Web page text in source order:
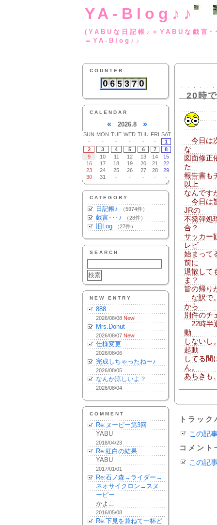
YA-Blog♪♪
(YABUな日記帳♪
＝YA-Blog♪♪
COUNTER
CALENDAR
« 2026.8 »
SUN MON TUE WED THU FRI SAT
-
- - - - -
1
2
3 4 5 6 7
8
9
10 11 12 13 14
15
16
17 18 19 20 21
22
23
24 25 26 27 28
29
30
31 - - - - -
CATEGORY
日記帳♪ （5974件）
戯言･･･♪ （28件）
旧Log （27件）
SEARCH
NEW ENTRY
888
2026/08/08 New!
Mrs.Donut
2026/08/07 New!
仕様変更
2026/08/06
完成しちゃったねー♪
2026/08/05
なんか涼しいよ？
2026/08/04
COMMENT
Re:ヌーピー第3回
YABU
2018/04/23
Re:紅白の結果
YABU
2017/01/01
Re:石ノ森→ライダー→
ネオサイクロン→スヌ
ーピー
かよこ
2016/05/08
Re:下見を兼ねて一杯ど
20時
今日は
な
図面修正
た
報告書も
以上
なんです
今日は
JRの
不発弾処
合？
サッカー
レビ
始まって
前に
退散して
ま？
皆の帰り
な訳で
から
別件のチ
22時半
動
しないし
起動
してる間
ん。
あちきも
トラッ
この記
コメント
この記